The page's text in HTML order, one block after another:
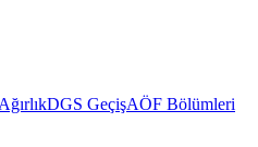
DGS GeçişAÖF Bölümleri